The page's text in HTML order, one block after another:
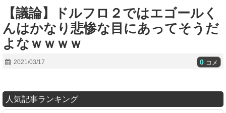
【議論】ドルフロ２ではエゴールく
んはかなり悲惨な目にあってそうだ
よなｗｗｗｗ
2021/03/17 0 コメ
人気記事ランキング